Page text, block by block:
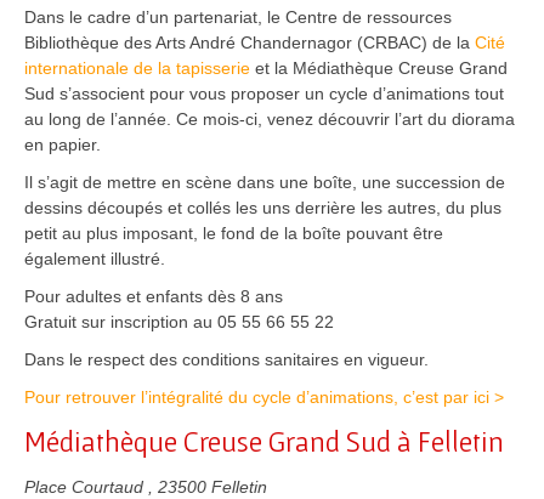
Dans le cadre d’un partenariat, le Centre de ressources
Bibliothèque des Arts André Chandernagor (CRBAC) de la Cité
internationale de la tapisserie et la Médiathèque Creuse Grand
Sud s’associent pour vous proposer un cycle d’animations tout
au long de l’année. Ce mois-ci, venez découvrir l’art du diorama
en papier.
Il s’agit de mettre en scène dans une boîte, une succession de
dessins découpés et collés les uns derrière les autres, du plus
petit au plus imposant, le fond de la boîte pouvant être
également illustré.
Pour adultes et enfants dès 8 ans
Gratuit sur inscription au 05 55 66 55 22
Dans le respect des conditions sanitaires en vigueur.
Pour retrouver l’intégralité du cycle d’animations, c’est par ici >
Médiathèque Creuse Grand Sud à Felletin
Place Courtaud , 23500 Felletin